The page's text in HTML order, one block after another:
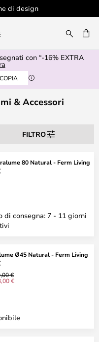
di design
con “-16% EXTRA
COPIA
& Accessori
FILTRO
80 Natural - Ferm Living
di consegna: 7 - 11 giorni
Ø45 Natural - Ferm Living
€
€